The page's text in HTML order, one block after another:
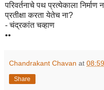
परिवर्तनाचे पथ प्रत्येकाला
प्रतीक्षा करता येतेच ना?
- चंद्रकांत चव्हाण
••
Chandrakant Chavan at 08:59
Share